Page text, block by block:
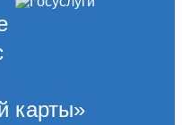
карты»